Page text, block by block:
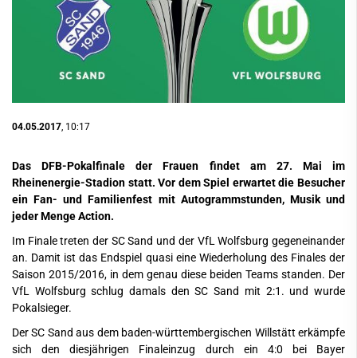
04.05.2017, 10:17
Das DFB-Pokalfinale der Frauen findet am 27. Mai im
Rheinenergie-Stadion statt. Vor dem Spiel erwartet die Besucher
ein Fan- und Familienfest mit Autogrammstunden, Musik und
jeder Menge Action.
Im Finale treten der SC Sand und der VfL Wolfsburg gegeneinander
an. Damit ist das Endspiel quasi eine Wiederholung des Finales der
Saison 2015/2016, in dem genau diese beiden Teams standen. Der
VfL Wolfsburg schlug damals den SC Sand mit 2:1. und wurde
Pokalsieger.
Der SC Sand aus dem baden-württembergischen Willstätt erkämpfe
sich den diesjährigen Finaleinzug durch ein 4:0 bei Bayer